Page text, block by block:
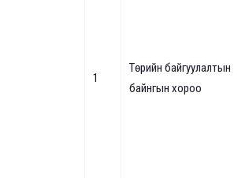
1
Төрийн байгуулалтын
байнгын хороо